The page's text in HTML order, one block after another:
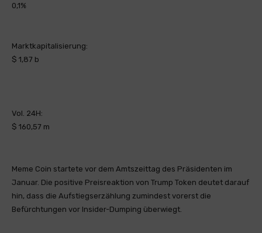
0,1%
Marktkapitalisierung:
$ 1,87 b
Vol. 24H:
$ 160,57 m
Meme Coin startete vor dem Amtszeittag des Präsidenten im
Januar. Die positive Preisreaktion von Trump Token deutet darauf
hin, dass die Aufstiegserzählung zumindest vorerst die
Befürchtungen vor Insider-Dumping überwiegt.